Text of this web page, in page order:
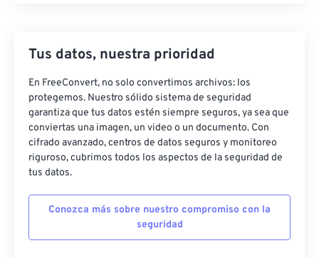
Tus datos, nuestra prioridad
En FreeConvert, no solo convertimos archivos: los
protegemos. Nuestro sólido sistema de seguridad
garantiza que tus datos estén siempre seguros, ya sea que
conviertas una imagen, un video o un documento. Con
cifrado avanzado, centros de datos seguros y monitoreo
riguroso, cubrimos todos los aspectos de la seguridad de
tus datos.
Conozca más sobre nuestro compromiso con la
seguridad